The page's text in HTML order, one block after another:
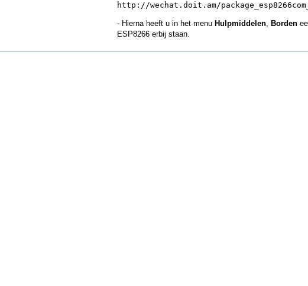
http://wechat.doit.am/
- Hierna heeft u in het menu Hulpmiddelen, Borden
ESP8266 erbij staan.